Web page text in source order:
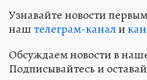
Узнавайте новости
наштелеграм-канали
Обсуждаем новости в
Подписывайтесь и